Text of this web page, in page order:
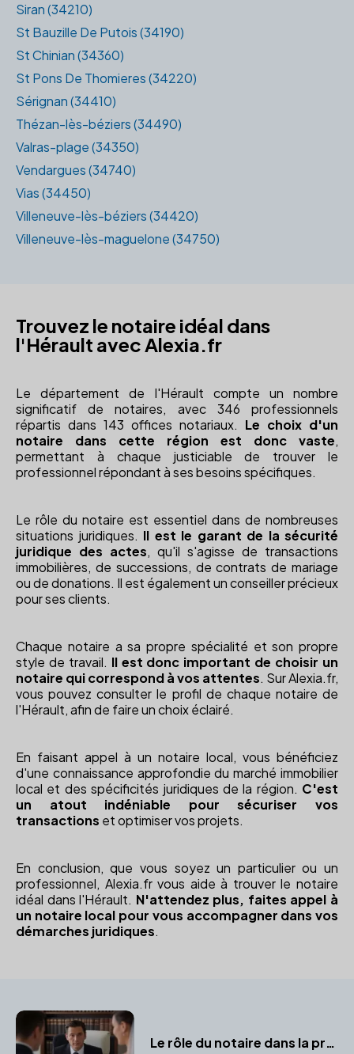
Siran (34210)
St Bauzille De Putois (34190)
St Chinian (34360)
St Pons De Thomieres (34220)
Sérignan (34410)
Thézan-lès-béziers (34490)
Valras-plage (34350)
Vendargues (34740)
Vias (34450)
Villeneuve-lès-béziers (34420)
Villeneuve-lès-maguelone (34750)
Trouvez le notaire idéal dans
l'Hérault avec Alexia.fr
Le département de l'Hérault compte un nombre
significatif de notaires, avec 346 professionnels
répartis dans 143 offices notariaux. Le choix d'un
notaire dans cette région est donc vaste,
permettant à chaque justiciable de trouver le
professionnel répondant à ses besoins spécifiques.
Le rôle du notaire est essentiel dans de nombreuses
situations juridiques. Il est le garant de la sécurité
juridique des actes, qu'il s'agisse de transactions
immobilières, de successions, de contrats de mariage
ou de donations. Il est également un conseiller précieux
pour ses clients.
Chaque notaire a sa propre spécialité et son propre
style de travail. Il est donc important de choisir un
notaire qui correspond à vos attentes. Sur Alexia.fr,
vous pouvez consulter le profil de chaque notaire de
l'Hérault, afin de faire un choix éclairé.
En faisant appel à un notaire local, vous bénéficiez
d'une connaissance approfondie du marché immobilier
local et des spécificités juridiques de la région. C'est
un atout indéniable pour sécuriser vos
transactions et optimiser vos projets.
En conclusion, que vous soyez un particulier ou un
professionnel, Alexia.fr vous aide à trouver le notaire
idéal dans l'Hérault. N'attendez plus, faites appel à
un notaire local pour vous accompagner dans vos
démarches juridiques.
Le rôle du notaire dans la préparation du contrat de mariage